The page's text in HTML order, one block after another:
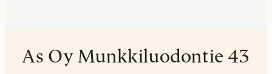
As Oy Munkkiluodontie 43